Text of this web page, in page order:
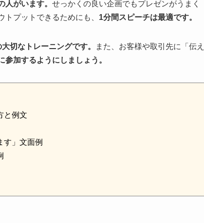
がいます。 せっかくの良い企画でもプレゼンがうまく
プットできるためにも、 1分間スピーチは最適です。
切なトレーニングです。
また、お客様や取引先に「伝え
参加するようにしましょう。
と例文
す」文面例